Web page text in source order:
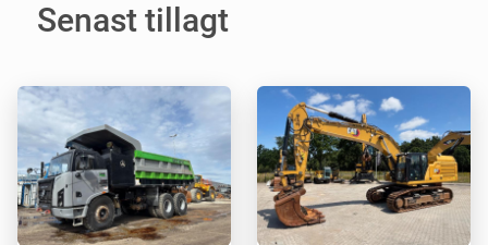
Senast tillagt